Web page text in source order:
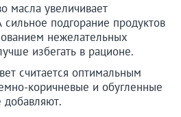
масла увеличивает
подгорание продуктов
нежелательных
избегать в рационе.
считается оптимальным
коричневые и обугленные
добавляют.